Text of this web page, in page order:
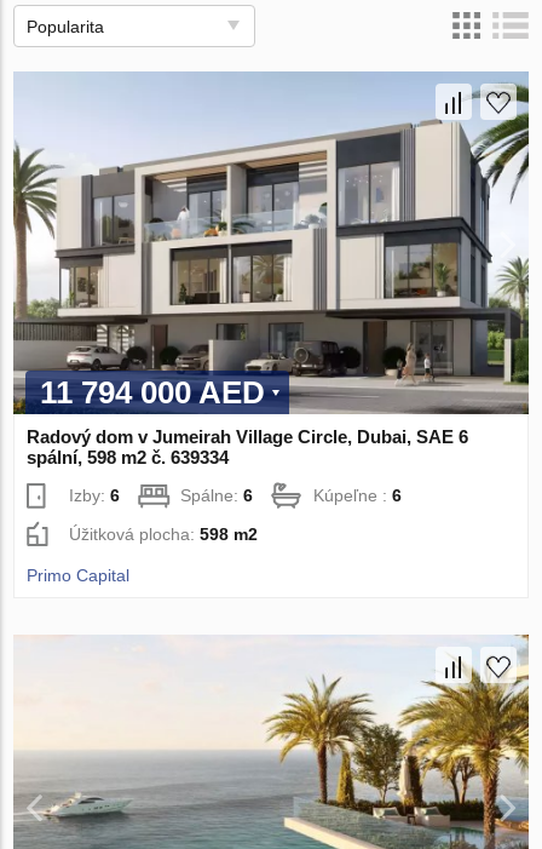
Popularita
11 794 000 AED
Radový dom v Jumeirah Village Circle, Dubai, SAE 6
spální, 598 m2 č. 639334
Izby:6 Spálne:6 Kúpeľne :6
Úžitková plocha:598 m2
Primo Capital